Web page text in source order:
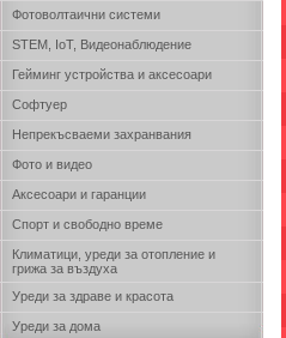
Фотоволтаични системи
STEM, IoT, Видеонаблюдение
Гейминг устройства и аксесоари
Софтуер
Непрекъсваеми захранвания
Фото и видео
Аксесоари и гаранции
Спорт и свободно време
Климатици, уреди за отопление и
грижа за въздуха
Уреди за здраве и красота
Уреди за дома